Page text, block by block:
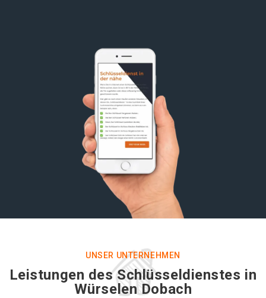
UNSER UNTERNEHMEN
Leistungen des Schlüsseldienstes in
Würselen Dobach